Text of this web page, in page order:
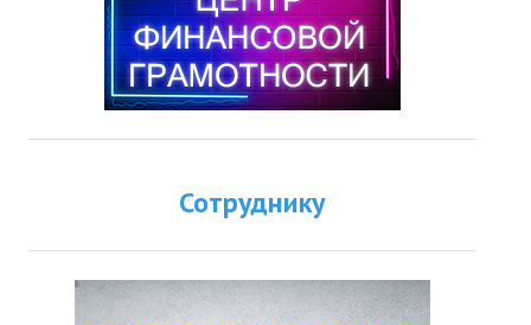
Сотруднику